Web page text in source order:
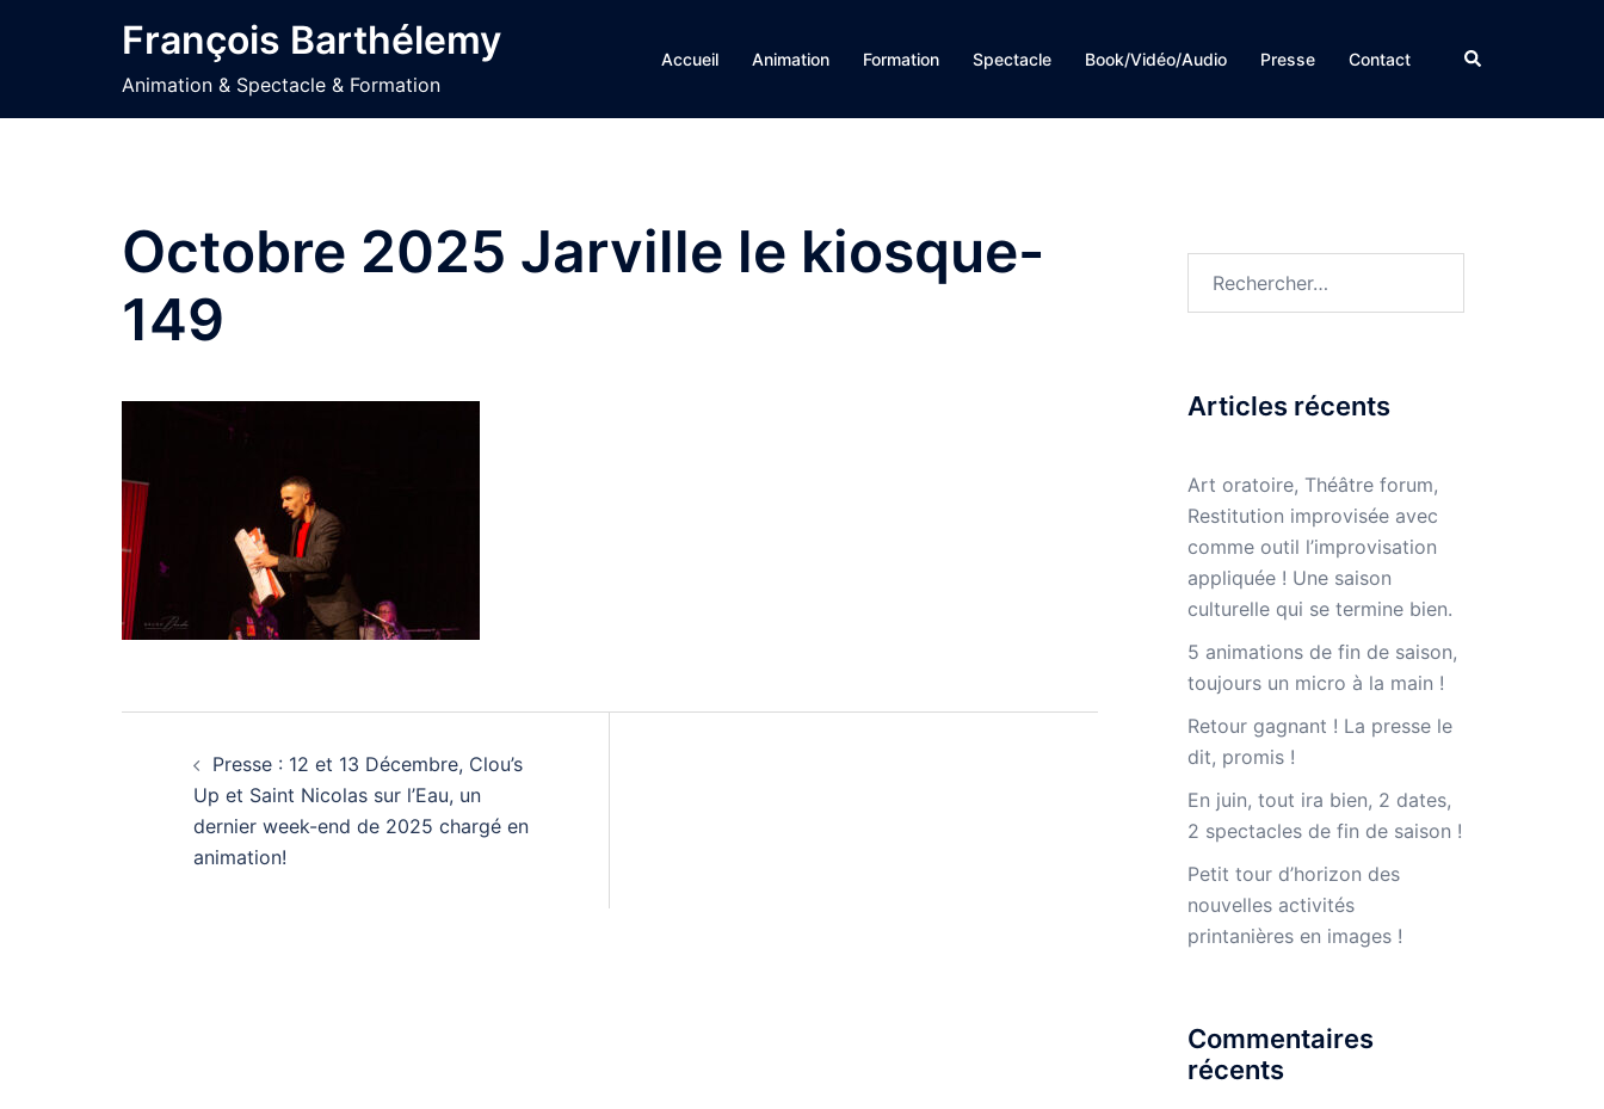
François Barthélemy
Animation & Spectacle & Formation
Accueil Animation Formation Spectacle Book/Vidéo/Audio Presse Contact Rechercher
Octobre 2025 Jarville le kiosque-
149
d’article
Presse : 12 et 13 Décembre, Clou’s
Up et Saint Nicolas sur l’Eau, un
dernier week-end de 2025 chargé en
animation!
Articles récents
Art oratoire, Théâtre forum,
Restitution improvisée avec
comme outil l’improvisation
appliquée ! Une saison
culturelle qui se termine bien.
5 animations de fin de saison,
toujours un micro à la main !
Retour gagnant ! La presse le
dit, promis !
En juin, tout ira bien, 2 dates,
2 spectacles de fin de saison !
Petit tour d’horizon des
nouvelles activités
printanières en images !
Commentaires
récents